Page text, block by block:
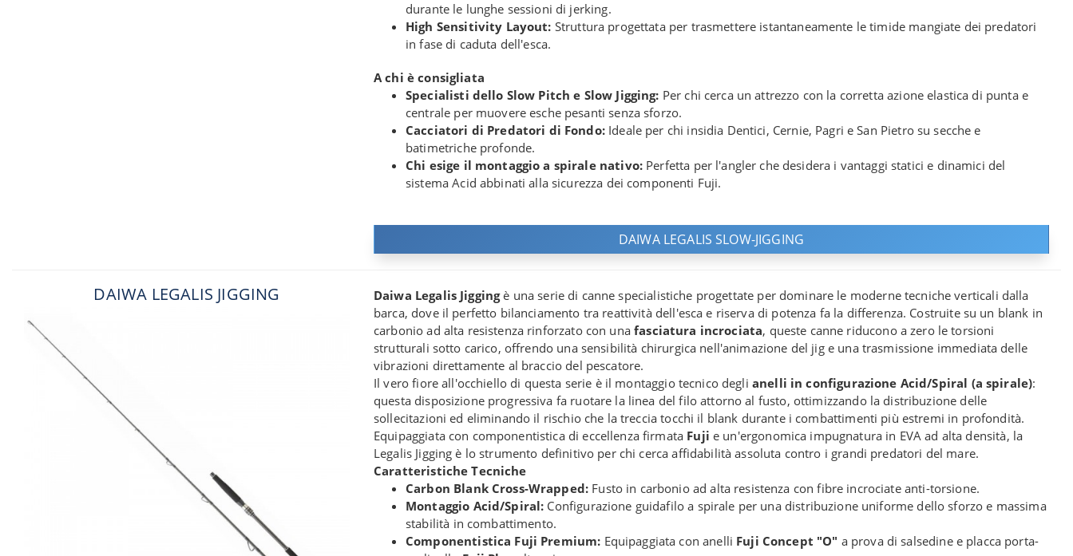
durante le lunghe sessioni di jerking.
High Sensitivity Layout: Struttura progettata per trasmettere istantaneamente le timide mangiate dei predatori
in fase di caduta dell'esca.
A chi è consigliata
Specialisti dello Slow Pitch e Slow Jigging: Per chi cerca un attrezzo con la corretta azione elastica di punta e
centrale per muovere esche pesanti senza sforzo.
Cacciatori di Predatori di Fondo:Ideale per chi insidia Dentici, Cernie, Pagri e San Pietro su secche e
batimetriche profonde.
Chi esige il montaggio a spirale nativo: Perfetta per l'angler che desidera i vantaggi statici e dinamici del
sistema Acid abbinati alla sicurezza dei componenti Fuji.
DAIWA LEGALIS SLOW-JIGGING
DAIWA LEGALIS JIGGING Daiwa Legalis Jiggingè una serie di canne specialistiche progettate per dominare le moderne tecniche verticali dalla
barca, dove il perfetto bilanciamento tra reattività dell'esca e riserva di potenza fa la differenza. Costruite su un blank in
carbonio ad alta resistenza rinforzato con unafasciatura incrociata, queste canne riducono a zero le torsioni
strutturali sotto carico, offrendo una sensibilità chirurgica nell'animazione del jig e una trasmissione immediata delle
vibrazioni direttamente al braccio del pescatore.
Il vero fiore all'occhiello di questa serie è il montaggio tecnico degli anelli in configurazione Acid/Spiral (a spirale):
questa disposizione progressiva fa ruotare la linea del filo attorno al fusto, ottimizzando la distribuzione delle
sollecitazioni ed eliminando il rischio che la treccia tocchi il blank durante i combattimenti più estremi in profondità.
Equipaggiata con componentistica di eccellenza firmata Fuji e un'ergonomica impugnatura in EVA ad alta densità, la
Legalis Jigging è lo strumento definitivo per chi cerca affidabilità assoluta contro i grandi predatori del mare.
Caratteristiche Tecniche
Carbon Blank Cross-Wrapped: Fusto in carbonio ad alta resistenza con fibre incrociate anti-torsione.
Montaggio Acid/Spiral: Configurazione guidafilo a spirale per una distribuzione uniforme dello sforzo e massima
stabilità in combattimento.
Componentistica Fuji Premium: Equipaggiata con anelli Fuji Concept "O" a prova di salsedine e placca porta-